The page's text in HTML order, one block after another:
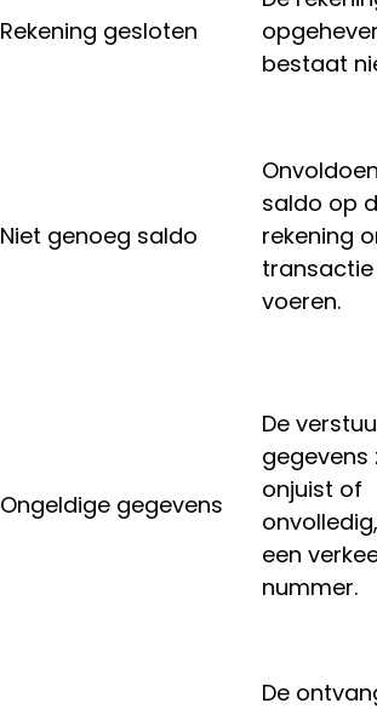
Rekening gesloten
bestaat
Niet genoeg saldo
saldo op
rekening
voeren.
Ongeldige gegevens
De
gegevens
onjuist of
een
nummer.
De